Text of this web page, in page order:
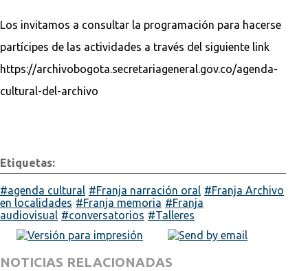
Los invitamos a consultar la programación para hacerse
partícipes de las actividades a través del siguiente link
https://archivobogota.secretariageneral.gov.co/agenda-
cultural-del-archivo
Etiquetas:
agenda cultural Franja narración oral
Franja Archivo
en localidades
Franja memoria
Franja
audiovisual
conversatorios Talleres
NOTICIAS RELACIONADAS